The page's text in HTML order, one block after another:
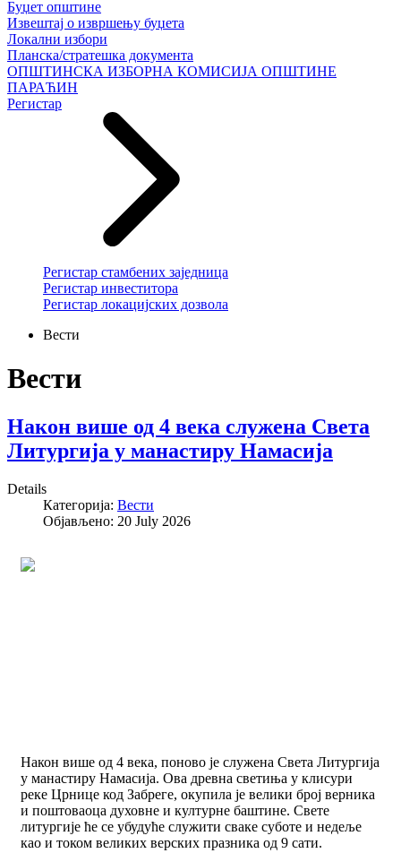
Буџет општине
Извештај о извршењу буџета
Локални избори
Планска/стратешка документа
ОПШТИНСКА ИЗБОРНА КОМИСИЈА ОПШТИНЕ
ПАРАЋИН
Регистар
Регистар стамбених заједница
Регистар инвеститора
Регистар локацијских дозвола
Вести
Вести
Након више од 4 века служена Света
Литургија у манастиру Намасија
Details
Категорија: Вести
Објављено: 20 July 2026
Након више од 4 века, поново је служена Света Литургија
у манастиру Намасија. Ова древна светиња у клисури
реке Црнице код Забреге, окупила је велики број верника
и поштоваоца духовне и културне баштине. Свете
литургије ће се убудуће служити сваке суботе и недеље
као и током великих верских празника од 9 сати.